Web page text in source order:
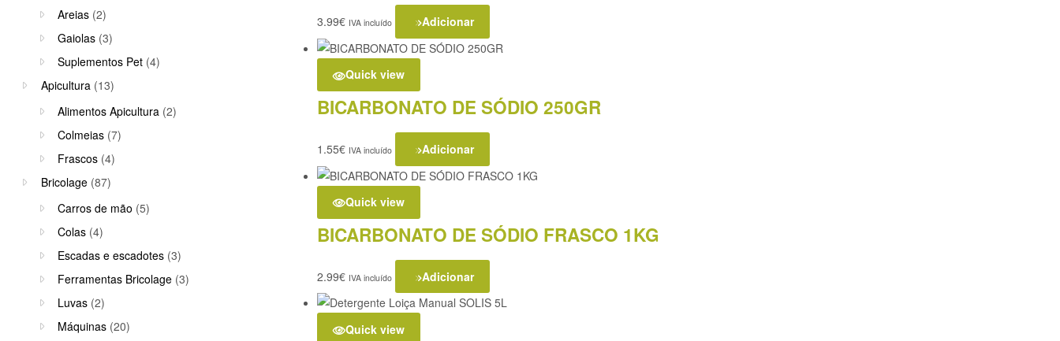
3.99€ IVA incluído Adicionar
Quick view
BICARBONATO DE SÓDIO 250GR
1.55€ IVA incluído Adicionar
Quick view
BICARBONATO DE SÓDIO FRASCO 1KG
2.99€ IVA incluído Adicionar
Quick view
Areias (2)
Gaiolas (3)
Suplementos Pet (4)
Apicultura (13)
Alimentos Apicultura (2)
Colmeias (7)
Frascos (4)
Bricolage (87)
Carros de mão (5)
Colas (4)
Escadas e escadotes (3)
Ferramentas Bricolage (3)
Luvas (2)
Máquinas (20)